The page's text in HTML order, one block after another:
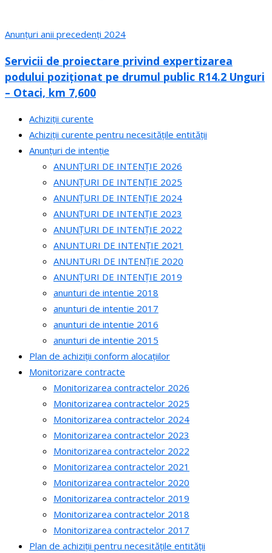
Anunțuri anii precedenți 2024
Servicii de proiectare privind expertizarea
podului poziționat pe drumul public R14.2 Unguri
– Otaci, km 7,600
Achiziții curente
Achiziții curente pentru necesitățile entității
Anunțuri de intenție
ANUNȚURI DE INTENȚIE 2026
ANUNȚURI DE INTENȚIE 2025
ANUNȚURI DE INTENȚIE 2024
ANUNȚURI DE INTENȚIE 2023
ANUNȚURI DE INTENȚIE 2022
ANUNTURI DE INTENȚIE 2021
ANUNTURI DE INTENȚIE 2020
ANUNȚURI DE INTENȚIE 2019
anunturi de intentie 2018
anunturi de intentie 2017
anunturi de intentie 2016
anunturi de intentie 2015
Plan de achiziții conform alocațiilor
Monitorizare contracte
Monitorizarea contractelor 2026
Monitorizarea contractelor 2025
Monitorizarea contractelor 2024
Monitorizarea contractelor 2023
Monitorizarea contractelor 2022
Monitorizarea contractelor 2021
Monitorizarea contractelor 2020
Monitorizarea contractelor 2019
Monitorizarea contractelor 2018
Monitorizarea contractelor 2017
Plan de achiziții pentru necesitățile entității